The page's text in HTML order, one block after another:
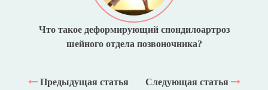
Что такое деформирующий спондилоартроз
шейного отдела позвоночника?
Предыдущая статья Следующая статья